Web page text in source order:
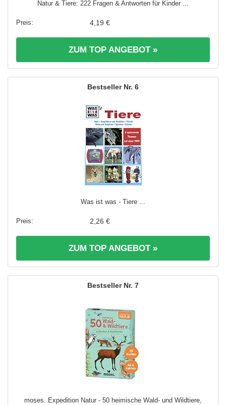
Natur & Tiere: 222 Fragen & Antworten für Kinder ...
4,19 €
ZUM TOP ANGEBOT »
6
Was ist was - Tiere ...
2,26 €
ZUM TOP ANGEBOT »
7
moses. Expedition Natur - 50 heimische Wald- und Wildtiere,